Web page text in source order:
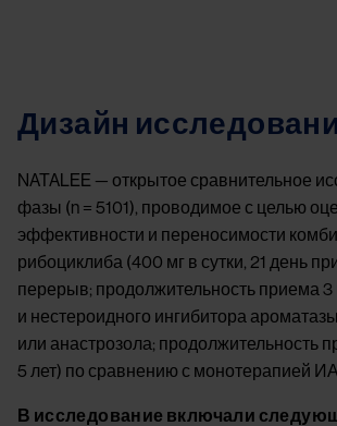
Дизайн
NATALEE — открытое сравнительное
фазы (n = 5101), проводимое с целью
эффективности и переносимости
рибоциклиба (400 мг в сутки, 21 день
перерыв; продолжительность приема 3
и нестероидного ингибитора
или анастрозола; продолжительность
5 лет) по сравнению с монотерапией
В исследование включали